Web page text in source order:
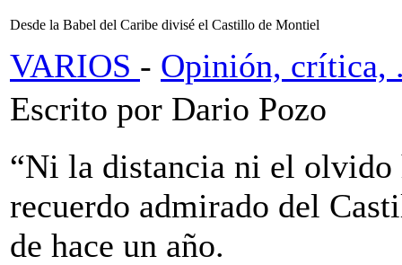
Desde la Babel del Caribe divisé el Castillo de Montiel
VARIOS - Opinión, crítica,
Escrito por Dario Pozo
“Ni la distancia ni el
recuerdo admirado del
de hace un año.